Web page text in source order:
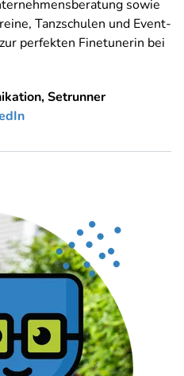
sowie
Tanzschulen und Event-
perfekten Finetunerin bei
Setrunner